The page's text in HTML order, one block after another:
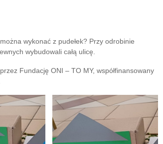
wykonać z pudełek? Przy odrobinie
wybudowali całą ulicę.
Fundację ONI – TO MY, współfinansowany